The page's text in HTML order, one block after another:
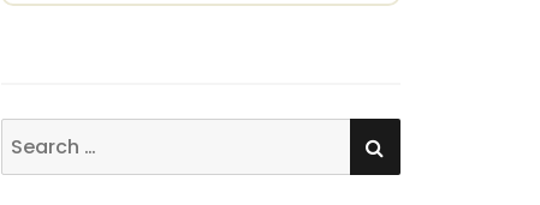
Search
for:
SEARCH